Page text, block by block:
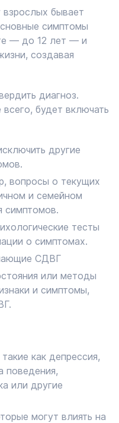
бывает
симптомы
— до 12 лет — и
создавая
диагноз.
будет включать
другие
вопросы о текущих
и семейном
симптомов.
тесты
о симптомах.
СДВГ
или методы
и симптомы,
как депрессия,
поведения,
или другие
могут влиять на